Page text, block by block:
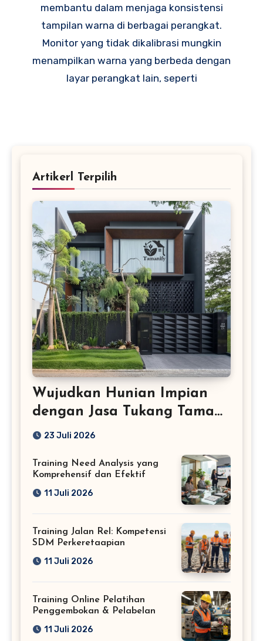
membantu dalam menjaga konsistensi
tampilan warna di berbagai perangkat.
Monitor yang tidak dikalibrasi mungkin
menampilkan warna yang berbeda dengan
layar perangkat lain, seperti
Artikerl Terpilih
Wujudkan Hunian Impian
dengan Jasa Tukang Taman
Profesional
23 Juli 2026
Training Need Analysis yang
Komprehensif dan Efektif
11 Juli 2026
Training Jalan Rel: Kompetensi
SDM Perkeretaapian
11 Juli 2026
Training Online Pelatihan
Penggembokan & Pelabelan
11 Juli 2026